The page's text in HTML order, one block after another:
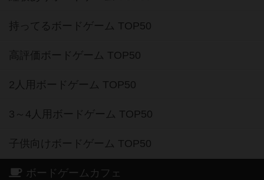
持ってるボードゲーム TOP50
高評価ボードゲーム TOP50
2人用ボードゲーム TOP50
3～4人用ボードゲーム TOP50
子供向けボードゲーム TOP50
ボードゲームカフェ